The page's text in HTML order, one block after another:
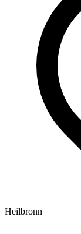
Heilbronn